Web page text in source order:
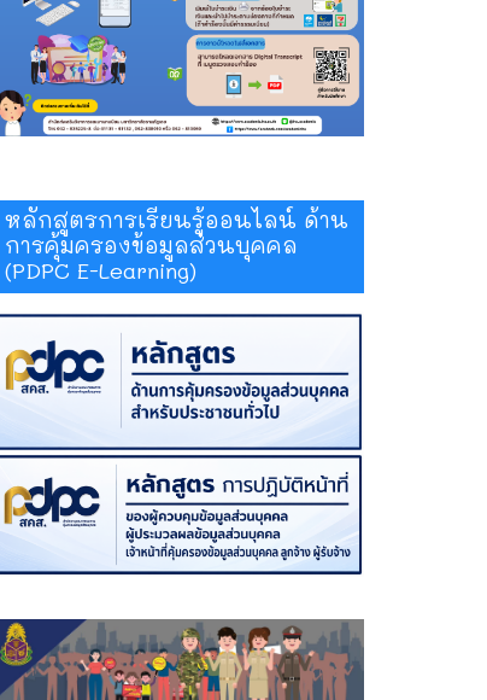
หลักสูตรการเรียนรู้ออนไลน์ ด้าน
การคุ้มครองข้อมูลส่วนบุคคล
(PDPC E-Learning)